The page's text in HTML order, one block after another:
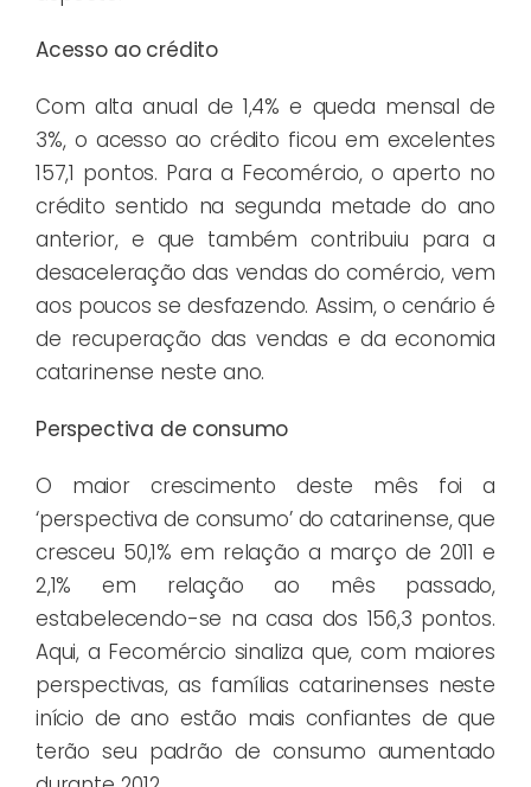
Acesso ao crédito
Com alta anual de 1,4% e queda mensal de
3%, o acesso ao crédito ficou em excelentes
157,1 pontos. Para a Fecomércio, o aperto no
crédito sentido na segunda metade do ano
anterior, e que também contribuiu para a
desaceleração das vendas do comércio, vem
aos poucos se desfazendo. Assim, o cenário é
de recuperação das vendas e da economia
catarinense neste ano.
Perspectiva de consumo
O maior crescimento deste mês foi a
‘perspectiva de consumo’ do catarinense, que
cresceu 50,1% em relação a março de 2011 e
2,1% em relação ao mês passado,
estabelecendo-se na casa dos 156,3 pontos.
Aqui, a Fecomércio sinaliza que, com maiores
perspectivas, as famílias catarinenses neste
início de ano estão mais confiantes de que
terão seu padrão de consumo aumentado